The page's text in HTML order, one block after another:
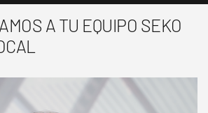
A TU EQUIPO SEKO